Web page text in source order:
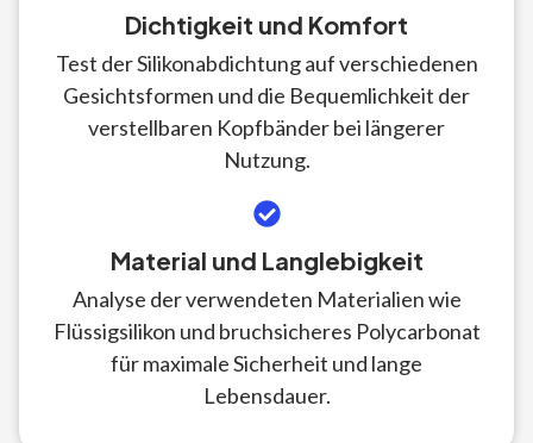
Dichtigkeit und Komfort
Test der Silikonabdichtung auf verschiedenen
Gesichtsformen und die Bequemlichkeit der
verstellbaren Kopfbänder bei längerer
Nutzung.
Material und Langlebigkeit
Analyse der verwendeten Materialien wie
Flüssigsilikon und bruchsicheres Polycarbonat
für maximale Sicherheit und lange
Lebensdauer.